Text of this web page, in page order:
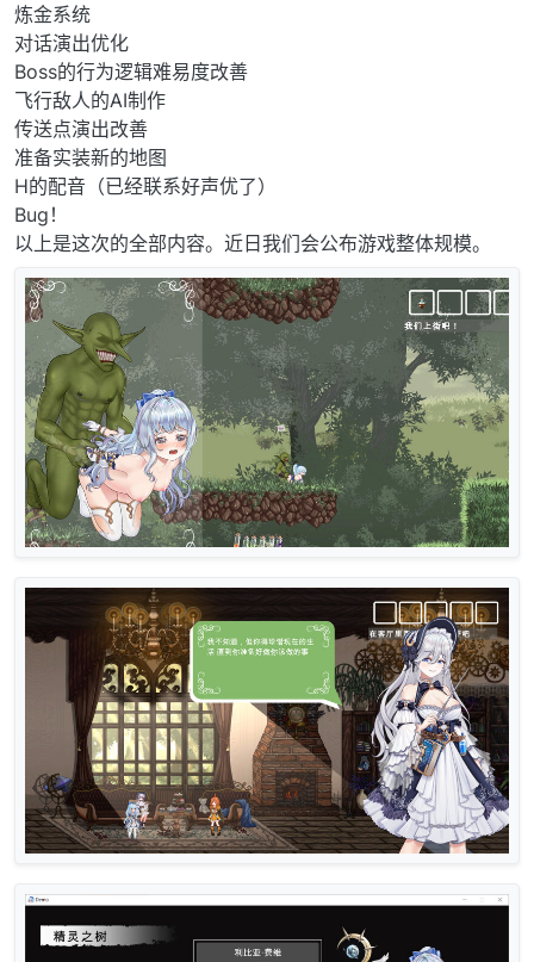
炼金系统
对话演出优化
Boss的行为逻辑难易度改善
飞行敌人的AI制作
传送点演出改善
准备实装新的地图
H的配音（已经联系好声优了）
Bug！
以上是这次的全部内容。近日我们会公布游戏整体规模。